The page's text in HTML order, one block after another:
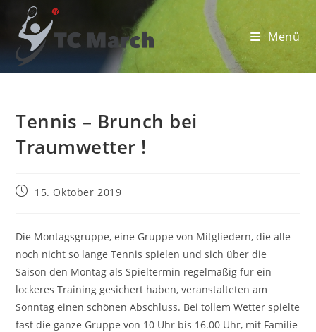
Inhalt
springen
Menü
Tennis – Brunch bei
Traumwetter !
Beitrag15. Oktober 2019
Die Montagsgruppe, eine Gruppe von Mitgliedern, die alle
noch nicht so lange Tennis spielen und sich über die
Saison den Montag als Spieltermin regelmäßig für ein
lockeres Training gesichert haben, veranstalteten am
Sonntag einen schönen Abschluss. Bei tollem Wetter spielte
fast die ganze Gruppe von 10 Uhr bis 16.00 Uhr, mit Familie